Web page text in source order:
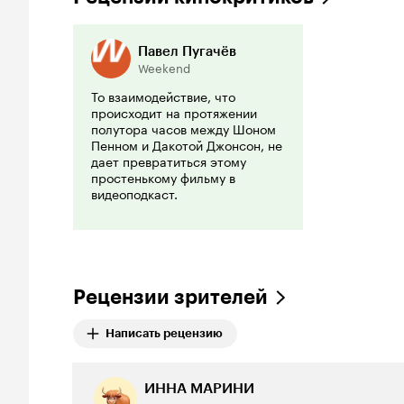
Павел Пугачёв
Weekend
То взаимодействие, что
происходит на протяжении
полутора часов между Шоном
Пенном и Дакотой Джонсон, не
дает превратиться этому
простенькому фильму в
видеоподкаст.
Рецензии зрителей
Написать рецензию
ИННА МАРИНИ